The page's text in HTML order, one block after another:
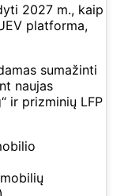
2027 m., kaip
platforma,
sumažinti
naujas
ir prizminių LFP